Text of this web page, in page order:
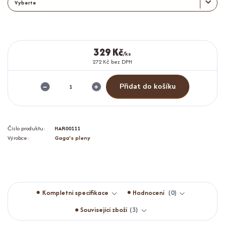
329 Kč/ks
272 Kč bez DPH
Přidat do košíku
Číslo produktu:
HAR00111
Výrobce:
Gaga's pleny
Kompletní specifikace Hodnocení
0
Související zboží 3